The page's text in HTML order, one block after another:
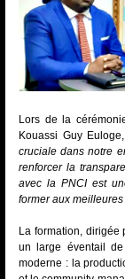
Lors de la
Kouassi Guy
cruciale dans notre
renforcer la
avec la PNCI est
former aux
La formation, dirigée
un large éventail
moderne : la